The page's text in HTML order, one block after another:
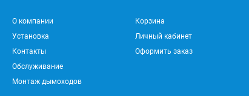
О компании
Установка
Контакты
Обслуживание
Монтаж дымоходов
Корзина
Личный кабинет
Оформить заказ